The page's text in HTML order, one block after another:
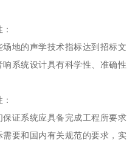
地的声学技术指标达到招标文
系统设计具有科学性、准确性
证系统应具备完成工程所要求
要和国内有关规范的要求，实